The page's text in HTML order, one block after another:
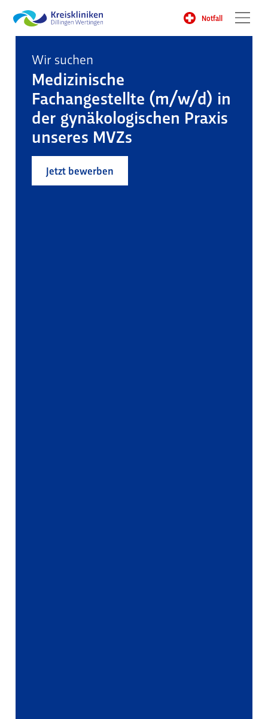
Notfall
Wir suchen
Medizinische
Fachangestellte (m/w/d) in
der gynäkologischen Praxis
unseres MVZs
Jetzt bewerben